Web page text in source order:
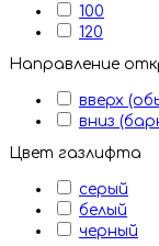
100
120
Направление
вверх
вниз
Цвет газлифта
серый
белый
черный